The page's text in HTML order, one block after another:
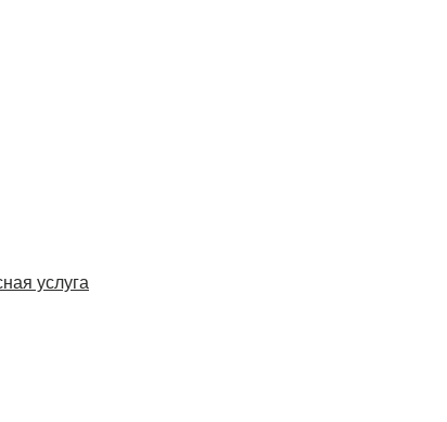
услуга